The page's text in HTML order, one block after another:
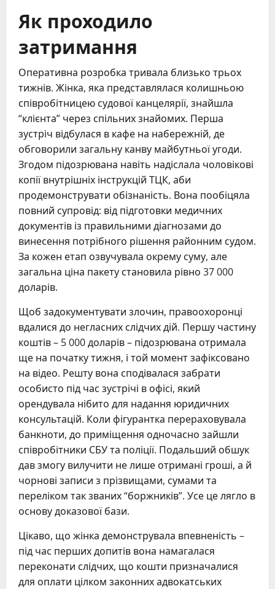
Як проходило
затримання
Оперативна розробка тривала близько трьох
тижнів. Жінка, яка представлялася колишньою
співробітницею судової канцелярії, знайшла
“клієнта” через спільних знайомих. Перша
зустріч відбулася в кафе на набережній, де
обговорили загальну канву майбутньої угоди.
Згодом підозрювана навіть надіслала чоловікові
копії внутрішніх інструкцій ТЦК, аби
продемонструвати обізнаність. Вона пообіцяла
повний супровід: від підготовки медичних
документів із правильними діагнозами до
винесення потрібного рішення районним судом.
За кожен етап озвучувала окрему суму, але
загальна ціна пакету становила рівно 37 000
доларів.
Щоб задокументувати злочин, правоохоронці
вдалися до негласних слідчих дій. Першу частину
коштів – 5 000 доларів – підозрювана отримала
ще на початку тижня, і той момент зафіксовано
на відео. Решту вона сподівалася забрати
особисто під час зустрічі в офісі, який
орендувала нібито для надання юридичних
консультацій. Коли фігурантка перераховувала
банкноти, до приміщення одночасно зайшли
співробітники СБУ та поліції. Подальший обшук
дав змогу вилучити не лише отримані гроші, а й
чорнові записи з прізвищами, сумами та
переліком так званих “боржників”. Усе це лягло в
основу доказової бази.
Цікаво, що жінка демонструвала впевненість –
під час перших допитів вона намагалася
переконати слідчих, що кошти призначалися
для оплати цілком законних адвокатських